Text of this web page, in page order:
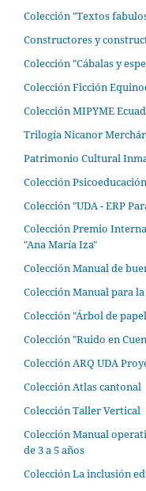
Colección "Textos
Constructores y
Colección "Cábalas y
Colección Ficción
Colección MIPYME
Trilogía Nicanor
Patrimonio Cultural
Colección
Colección "UDA - ERP
Colección Premio
"Ana María Iza"
Colección Manual de
Colección Manual para
Colección "Árbol de
Colección "Ruido en
Colección ARQ UDA
Colección Atlas cantonal
Colección Taller Vertical
Colección Manual
de 3 a 5 años
Colección La inclusión